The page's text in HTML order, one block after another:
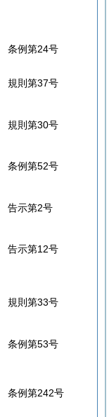
条例第24号
規則第37号
規則第30号
条例第52号
告示第2号
告示第12号
規則第33号
条例第53号
条例第242号